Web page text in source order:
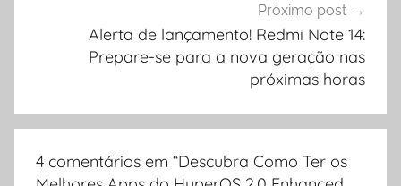
Próximo post
Alerta de lançamento! Redmi Note 14:
Prepare-se para a nova geração nas
próximas horas
4 comentários em “Descubra Como Ter os